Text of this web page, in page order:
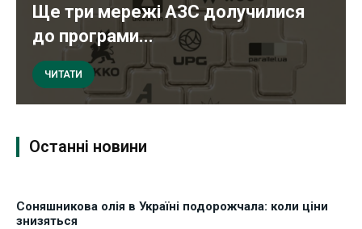
Ще три мережі АЗС долучилися
до програми...
ЧИТАТИ
Останні новини
Соняшникова олія в Україні подорожчала: коли ціни
знизяться